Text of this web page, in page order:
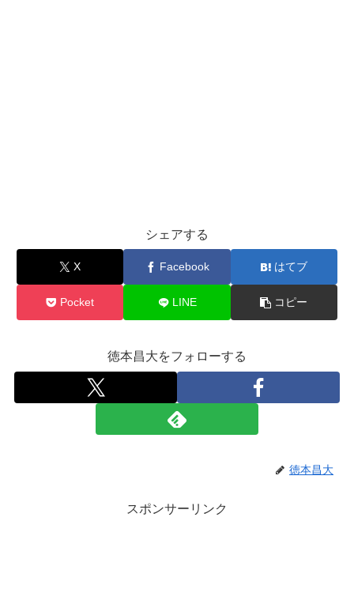
シェアする
X Facebook はてブ
Pocket LINE コピー
徳本昌大をフォローする
徳本昌大
スポンサーリンク